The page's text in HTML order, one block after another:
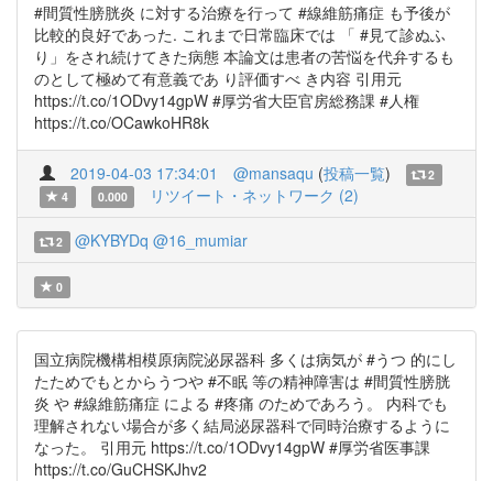
#間質性膀胱炎 に対する治療を行って #線維筋痛症 も予後が
比較的良好であった. これまで日常臨床では 「 #見て診ぬふ
り」をされ続けてきた病態 本論文は患者の苦悩を代弁するも
のとして極めて有意義であ り評価すべ き内容 引用元
https://t.co/1ODvy14gpW #厚労省大臣官房総務課 #人権
https://t.co/OCawkoHR8k
2019-04-03 17:34:01 @mansaqu (投稿一覧)
2
4
0.000 リツイート・ネットワーク (2)
2 @KYBYDq @16_mumiar
0
国立病院機構相模原病院泌尿器科 多くは病気が #うつ 的にし
たためでもとからうつや #不眠 等の精神障害は #間質性膀胱
炎 や #線維筋痛症 による #疼痛 のためであろう。 内科でも
理解されない場合が多く結局泌尿器科で同時治療するように
なった。 引用元 https://t.co/1ODvy14gpW #厚労省医事課
https://t.co/GuCHSKJhv2